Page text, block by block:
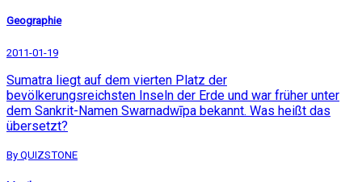
Geographie
2011-01-19
Sumatra liegt auf dem vierten Platz der
bevölkerungsreichsten Inseln der Erde und war früher unter
dem Sankrit-Namen Swarnadwīpa bekannt. Was heißt das
übersetzt?
By QUIZSTONE